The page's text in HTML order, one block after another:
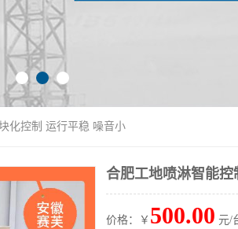
化控制 运行平稳 噪音小
合肥工地喷淋智能
价格：￥ 500.00 元/